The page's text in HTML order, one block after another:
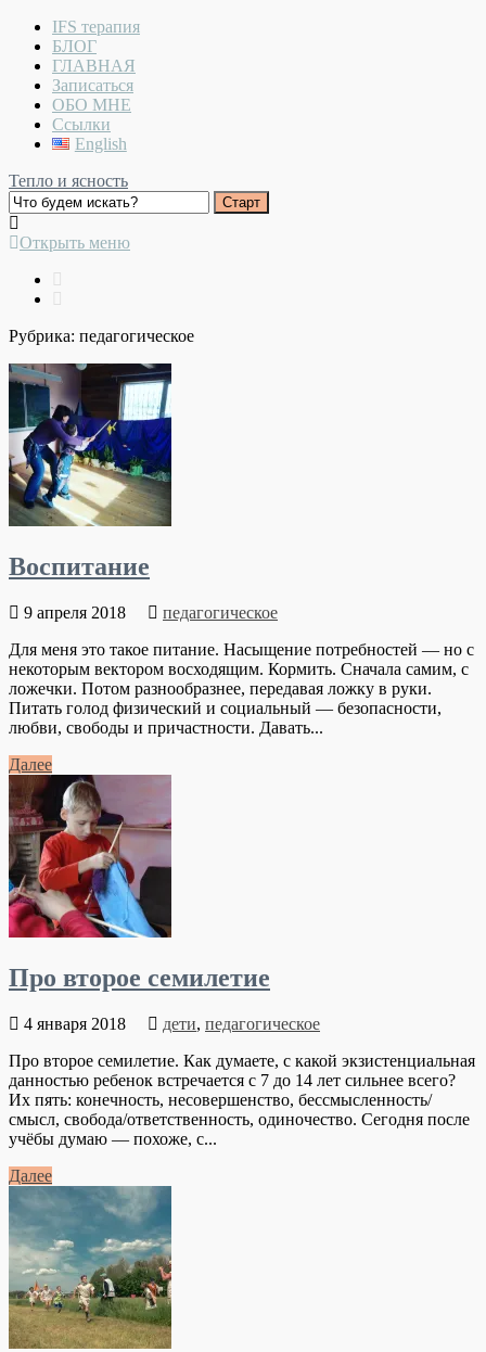
IFS терапия
БЛОГ
ГЛАВНАЯ
Записаться
ОБО МНЕ
Ссылки
English
Тепло и ясность
Открыть меню
Рубрика: педагогическое
Воспитание
9 апреля 2018
педагогическое
Для меня это такое питание. Насыщение потребностей — но с
некоторым вектором восходящим. Кормить. Сначала самим, с
ложечки. Потом разнообразнее, передавая ложку в руки.
Питать голод физический и социальный — безопасности,
любви, свободы и причастности. Давать...
Далее
Про второе семилетие
4 января 2018 дети, педагогическое
Про второе семилетие. Как думаете, с какой экзистенциальная
данностью ребенок встречается с 7 до 14 лет сильнее всего?
Их пять: конечность, несовершенство, бессмысленность/
смысл, свобода/ответственность, одиночество. Сегодня после
учёбы думаю — похоже, с...
Далее